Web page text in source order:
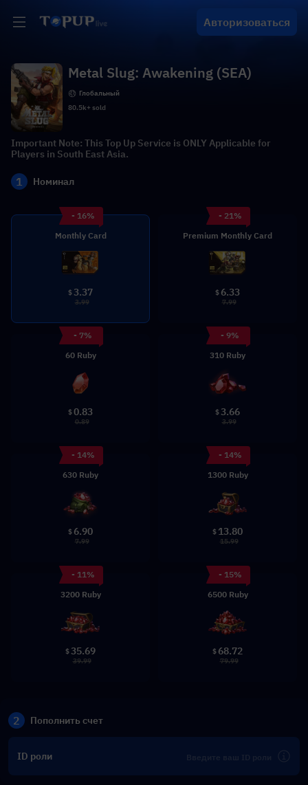
Авторизоваться
Metal Slug: Awakening (SEA)
Глобальный
80.5k+ sold
Important Note: This Top Up Service is ONLY Applicable for
Players in South East Asia.
1 Номинал
- 16%
Monthly Card
$3.37
3.99
- 21%
Premium Monthly Card
$ 6.33
7.99
- 7%
60 Ruby
$0.83
0.89
- 9%
310 Ruby
$3.66
3.99
- 14%
630 Ruby
$ 6.90
7.99
- 14%
1300 Ruby
$ 13.80
15.99
- 11%
3200 Ruby
$35.69
39.99
- 15%
6500 Ruby
$ 68.72
79.99
2 Пополнить счет
ID роли